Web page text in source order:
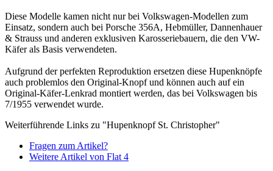
Diese Modelle kamen nicht nur bei Volkswagen-Modellen zum
Einsatz, sondern auch bei Porsche 356A, Hebmüller, Dannenhauer
& Strauss und anderen exklusiven Karosseriebauern, die den VW-
Käfer als Basis verwendeten.
Aufgrund der perfekten Reproduktion ersetzen diese Hupenknöpfe
auch problemlos den Original-Knopf und können auch auf ein
Original-Käfer-Lenkrad montiert werden, das bei Volkswagen bis
7/1955 verwendet wurde.
Weiterführende Links zu "Hupenknopf St. Christopher"
Fragen zum Artikel?
Weitere Artikel von Flat 4